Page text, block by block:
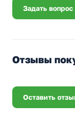
Задать вопрос
Отзывы
Оставить